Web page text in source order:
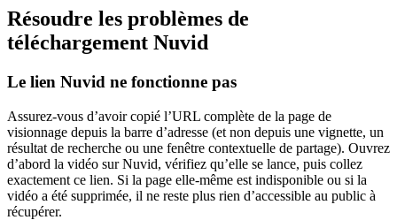
Résoudre les problèmes de
téléchargement Nuvid
Le lien Nuvid ne fonctionne pas
Assurez-vous d’avoir copié l’URL complète de la page de
visionnage depuis la barre d’adresse (et non depuis une vignette, un
résultat de recherche ou une fenêtre contextuelle de partage). Ouvrez
d’abord la vidéo sur Nuvid, vérifiez qu’elle se lance, puis collez
exactement ce lien. Si la page elle-même est indisponible ou si la
vidéo a été supprimée, il ne reste plus rien d’accessible au public à
récupérer.